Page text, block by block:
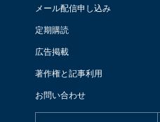
メール配信申し込み
定期購読
広告掲載
著作権と記事利用
お問い合わせ